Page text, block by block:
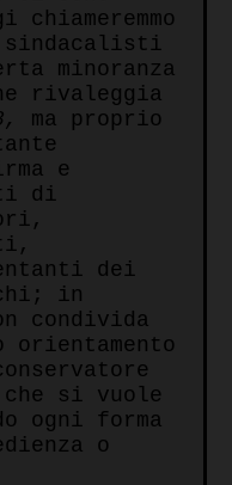
minoranza
rivaleggia
ma proprio
e
di
dei
in
condivida
orientamento
si vuole
ogni forma
o